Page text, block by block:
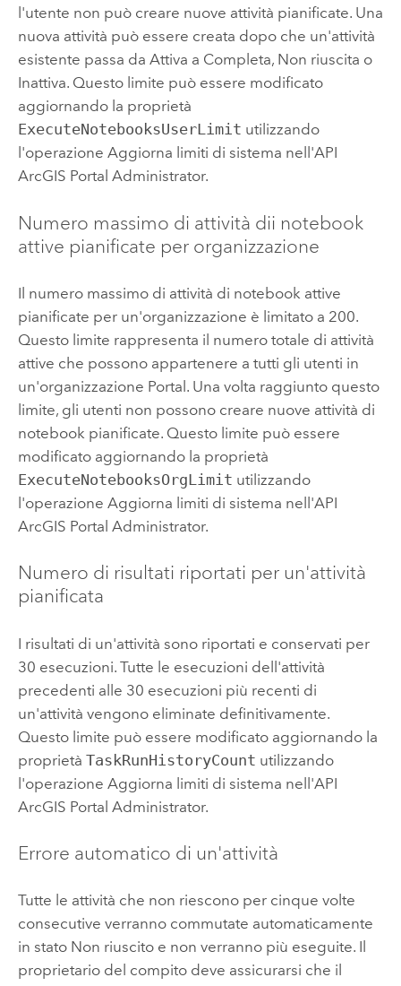
l'utente non può creare nuove attività pianificate. Una
nuova attività può essere creata dopo che un'attività
esistente passa da Attiva a Completa, Non riuscita o
Inattiva. Questo limite può essere modificato
aggiornando la proprietà
ExecuteNotebooksUserLimit utilizzando
l'operazione Aggiorna limiti di sistema nell'API
ArcGIS Portal Administrator.
Numero massimo di attività dii notebook
attive pianificate per organizzazione
Il numero massimo di attività di notebook attive
pianificate per un'organizzazione è limitato a 200.
Questo limite rappresenta il numero totale di attività
attive che possono appartenere a tutti gli utenti in
un'organizzazione Portal . Una volta raggiunto questo
limite, gli utenti non possono creare nuove attività di
notebook pianificate. Questo limite può essere
modificato aggiornando la proprietà
ExecuteNotebooksOrgLimit utilizzando
l'operazione Aggiorna limiti di sistema nell'API
ArcGIS Portal Administrator.
Numero di risultati riportati per un'attività
pianificata
I risultati di un'attività sono riportati e conservati per
30 esecuzioni. Tutte le esecuzioni dell'attività
precedenti alle 30 esecuzioni più recenti di
un'attività vengono eliminate definitivamente.
Questo limite può essere modificato aggiornando la
proprietà TaskRunHistoryCount utilizzando
l'operazione Aggiorna limiti di sistema nell'API
ArcGIS Portal Administrator.
Errore automatico di un'attività
Tutte le attività che non riescono per cinque volte
consecutive verranno commutate automaticamente
in stato Non riuscito e non verranno più eseguite. Il
proprietario del compito deve assicurarsi che il